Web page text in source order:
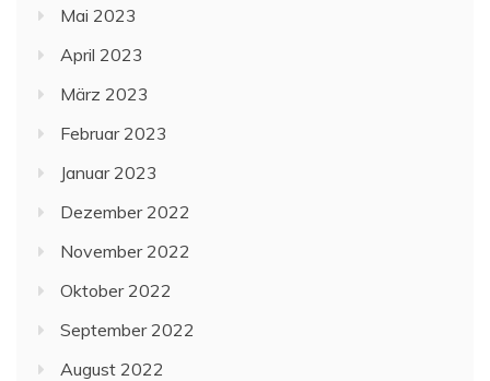
Mai 2023
April 2023
März 2023
Februar 2023
Januar 2023
Dezember 2022
November 2022
Oktober 2022
September 2022
August 2022